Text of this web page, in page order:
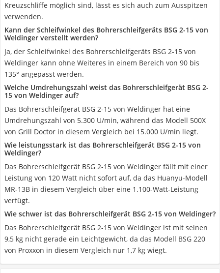
Kreuzschliffe möglich sind, lässt es sich auch zum Ausspitzen
verwenden.
Kann der Schleifwinkel des Bohrerschleifgeräts BSG 2-15 von
Weldinger verstellt werden?
Ja, der Schleifwinkel des Bohrerschleifgeräts BSG 2-15 von
Weldinger kann ohne Weiteres in einem Bereich von 90 bis
135° angepasst werden.
Welche Umdrehungszahl weist das Bohrerschleifgerät BSG 2-
15 von Weldinger auf?
Das Bohrerschleifgerät BSG 2-15 von Weldinger hat eine
Umdrehungszahl von 5.300 U/min, während das Modell 500X
von Grill Doctor in diesem Vergleich bei 15.000 U/min liegt.
Wie leistungsstark ist das Bohrerschleifgerät BSG 2-15 von
Weldinger?
Das Bohrerschleifgerät BSG 2-15 von Weldinger fällt mit einer
Leistung von 120 Watt nicht sofort auf, da das Huanyu-Modell
MR-13B in diesem Vergleich über eine 1.100-Watt-Leistung
verfügt.
Wie schwer ist das Bohrerschleifgerät BSG 2-15 von Weldinger?
Das Bohrerschleifgerät BSG 2-15 von Weldinger ist mit seinen
9,5 kg nicht gerade ein Leichtgewicht, da das Modell BSG 220
von Proxxon in diesem Vergleich nur 1,7 kg wiegt.